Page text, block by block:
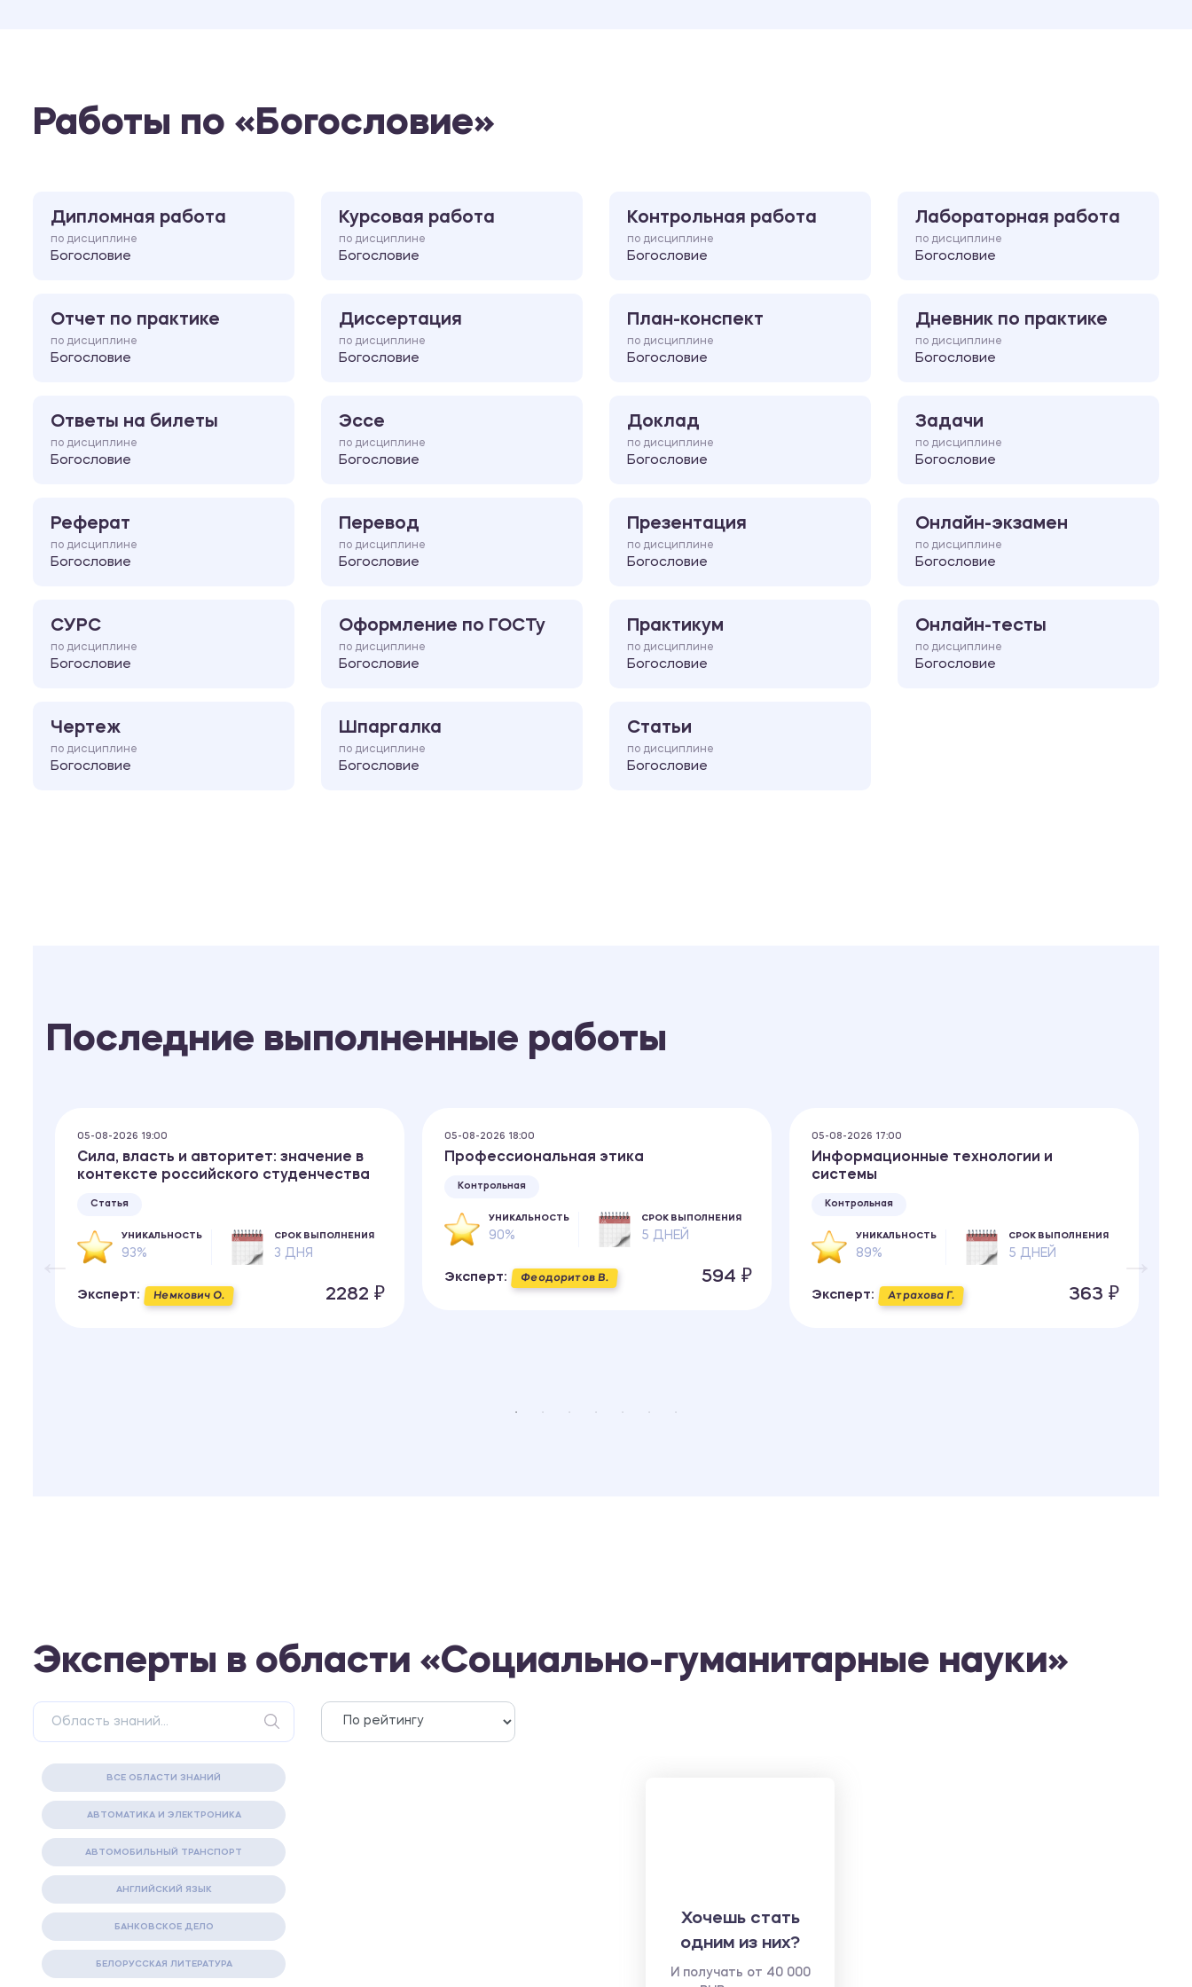
Работы по «Богословие»
Дипломная работа
по дисциплине
Богословие
Курсовая работа
по дисциплине
Богословие
Контрольная работа
по дисциплине
Богословие
Лабораторная работа
по дисциплине
Богословие
Отчет по практике
по дисциплине
Богословие
Диссертация
по дисциплине
Богословие
План-конспект
по дисциплине
Богословие
Дневник по практике
по дисциплине
Богословие
Ответы на билеты
по дисциплине
Богословие
Эссе
по дисциплине
Богословие
Доклад
по дисциплине
Богословие
Задачи
по дисциплине
Богословие
Реферат
по дисциплине
Богословие
Перевод
по дисциплине
Богословие
Презентация
по дисциплине
Богословие
Онлайн-экзамен
по дисциплине
Богословие
СУРС
по дисциплине
Богословие
Оформление по ГОСТу
по дисциплине
Богословие
Практикум
по дисциплине
Богословие
Онлайн-тесты
по дисциплине
Богословие
Чертеж
по дисциплине
Богословие
Шпаргалка
по дисциплине
Богословие
Статьи
по дисциплине
Богословие
Последние выполненные работы
05-08-2026 19:00
Сила, власть и авторитет: значение в
контексте российского студенчества
Статья
УНИКАЛЬНОСТЬ
93%
СРОК ВЫПОЛНЕНИЯ
3 ДНЯ
Эксперт: Немкович О. 2282 ₽
05-08-2026 18:00
Профессиональная этика
Контрольная
УНИКАЛЬНОСТЬ
90%
СРОК ВЫПОЛНЕНИЯ
5 ДНЕЙ
Эксперт: Феодоритов В. 594 ₽
05-08-2026 17:00
Информационные технологии и
системы
Контрольная
УНИКАЛЬНОСТЬ
89%
СРОК ВЫПОЛНЕНИЯ
5 ДНЕЙ
Эксперт: Атрахова Г. 363 ₽
Эксперты в области «Социально-гуманитарные науки»
ВСЕ ОБЛАСТИ ЗНАНИЙ
АВТОМАТИКА И ЭЛЕКТРОНИКА
АВТОМОБИЛЬНЫЙ ТРАНСПОРТ
АНГЛИЙСКИЙ ЯЗЫК
БАНКОВСКОЕ ДЕЛО
БЕЛОРУССКАЯ ЛИТЕРАТУРА
Хочешь стать
одним из них?
И получать от 40 000